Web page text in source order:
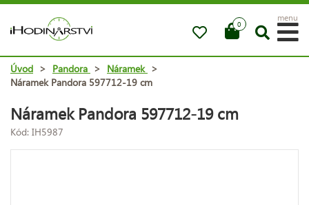
0
menu
Úvod > Pandora > Náramek >
Náramek Pandora 597712-19 cm
Náramek Pandora 597712-19 cm
Kód: IH5987